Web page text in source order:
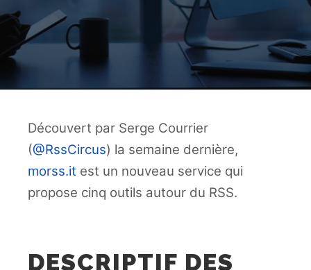
Découvert par Serge Courrier
(@RssCircus) la semaine dernière,
morss.it est un nouveau service qui
propose cinq outils autour du RSS.
DESCRIPTIF DES